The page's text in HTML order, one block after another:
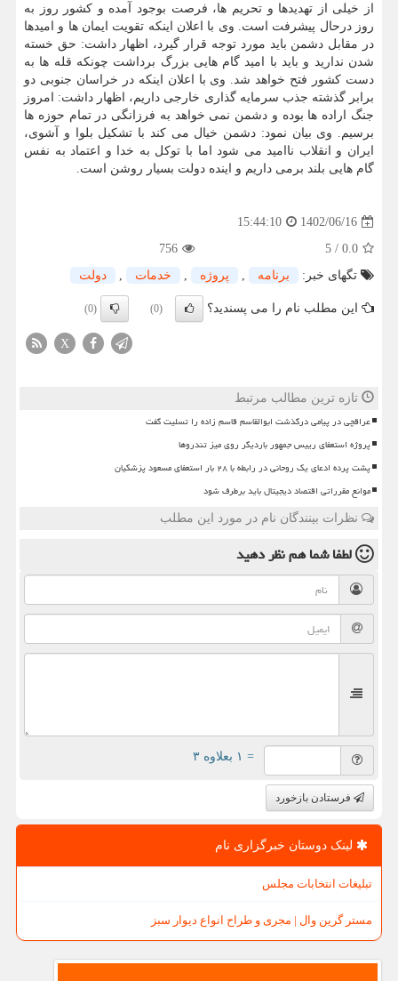
از خیلی از تهدیدها و تحریم ها، فرصت بوجود آمده و کشور روز به
روز درحال پیشرفت است. وی با اعلان اینکه تقویت ایمان ها و امیدها
در مقابل دشمن باید مورد توجه قرار گیرد، اظهار داشت: حق خسته
شدن ندارید و باید با امید گام هایی بزرگ برداشت چونکه قله ها به
دست کشور فتح خواهد شد. وی با اعلان اینکه در خراسان جنوبی دو
برابر گذشته جذب سرمایه گذاری خارجی داریم، اظهار داشت: امروز
جنگ اراده ها بوده و دشمن نمی خواهد به فرزانگی در تمام حوزه ها
برسیم. وی بیان نمود: دشمن خیال می کند با تشکیل بلوا و آشوی،
ایران و انقلاب ناامید می شود اما با توکل به خدا و اعتماد به نفس
گام هایی بلند برمی داریم و اینده دولت بسیار روشن است.
1402/06/16
15:44:10
0.0
/
5
756
تگهای خبر:
برنامه , پروژه , خدمات , دولت
این مطلب نام را می پسندید؟ (0)
(0)
X
تازه ترین مطالب مرتبط
عراقچی در پیامی درگذشت ابوالقاسم قاسم زاده را تسلیت گفت
پروژه استعفای رییس جمهور باردیگر روی میز تندروها
پشت پرده ادعای یک روحانی در رابطه با ۲۸ بار استعفای مسعود پزشکیان
موانع مقرراتی اقتصاد دیجیتال باید برطرف شود
نظرات بینندگان نام در مورد این مطلب
لطفا شما همنظر دهید
= ۱ بعلاوه ۳
فرستادن بازخورد
لینک دوستان خبرگزاری نام
تبلیغات انتخابات مجلس
مستر گرین وال | مجری و طراح انواع دیوار سبز